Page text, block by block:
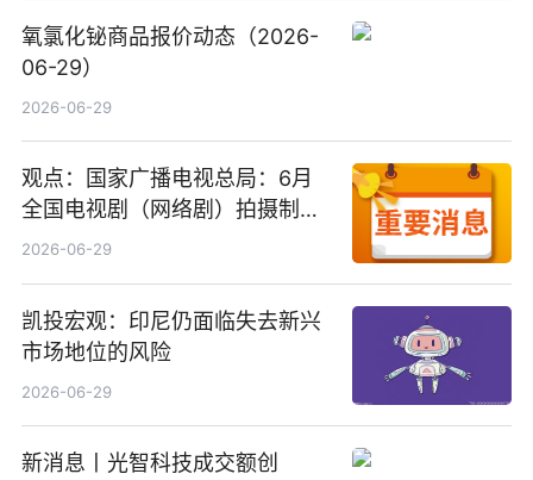
氧氯化铋商品报价动态（2026-
06-29）
2026-06-29
观点：国家广播电视总局：6月
全国电视剧（网络剧）拍摄制作
备案公示剧目197部
2026-06-29
凯投宏观：印尼仍面临失去新兴
市场地位的风险
2026-06-29
新消息丨光智科技成交额创